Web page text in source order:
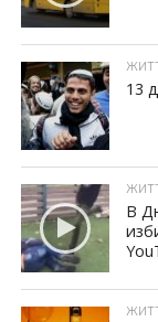
13
В